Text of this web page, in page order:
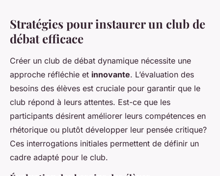
Stratégies pour instaurer un club de
débat efficace
Créer un club de débat dynamique nécessite une
approche réfléchie et innovante. L’évaluation des
besoins des élèves est cruciale pour garantir que le
club répond à leurs attentes. Est-ce que les
participants désirent améliorer leurs compétences en
rhétorique ou plutôt développer leur pensée critique?
Ces interrogations initiales permettent de définir un
cadre adapté pour le club.